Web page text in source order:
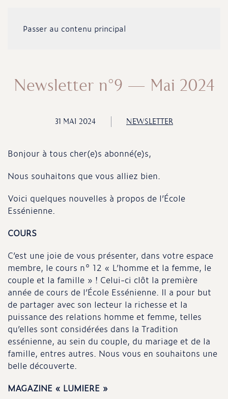
Passer au contenu principal
Newsletter n°9 – Mai 2024
31 MAI 2024 NEWSLETTER
Bonjour à tous cher(e)s abonné(e)s,
Nous souhaitons que vous alliez bien.
Voici quelques nouvelles à propos de l’École
Essénienne.
COURS
C’est une joie de vous présenter, dans votre espace
membre, le cours n° 12 « L’homme et la femme, le
couple et la famille » ! Celui-ci clôt la première
année de cours de l’École Essénienne. Il a pour but
de partager avec son lecteur la richesse et la
puissance des relations homme et femme, telles
qu’elles sont considérées dans la Tradition
essénienne, au sein du couple, du mariage et de la
famille, entres autres. Nous vous en souhaitons une
belle découverte.
MAGAZINE « LUMIERE »